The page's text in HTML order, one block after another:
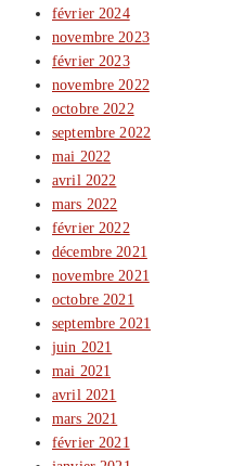
février 2024
novembre 2023
février 2023
novembre 2022
octobre 2022
septembre 2022
mai 2022
avril 2022
mars 2022
février 2022
décembre 2021
novembre 2021
octobre 2021
septembre 2021
juin 2021
mai 2021
avril 2021
mars 2021
février 2021